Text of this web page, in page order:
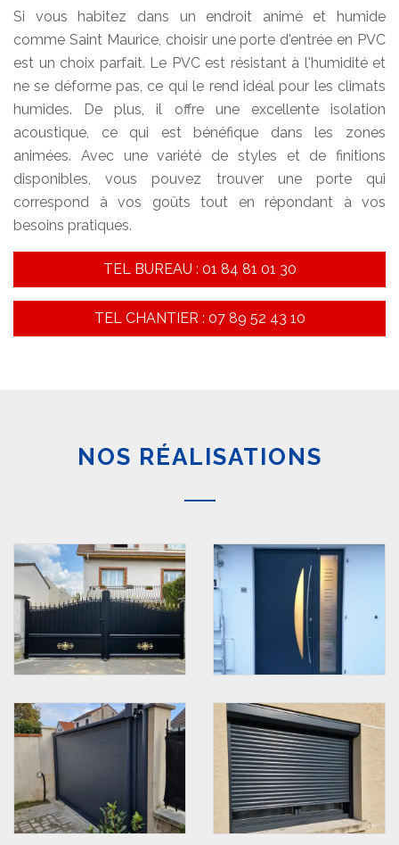
Si vous habitez dans un endroit animé et humide
comme Saint Maurice, choisir une porte d'entrée en PVC
est un choix parfait. Le PVC est résistant à l'humidité et
ne se déforme pas, ce qui le rend idéal pour les climats
humides. De plus, il offre une excellente isolation
acoustique, ce qui est bénéfique dans les zones
animées. Avec une variété de styles et de finitions
disponibles, vous pouvez trouver une porte qui
correspond à vos goûts tout en répondant à vos
besoins pratiques.
TEL BUREAU : 01 84 81 01 30
TEL CHANTIER : 07 89 52 43 10
NOS RÉALISATIONS